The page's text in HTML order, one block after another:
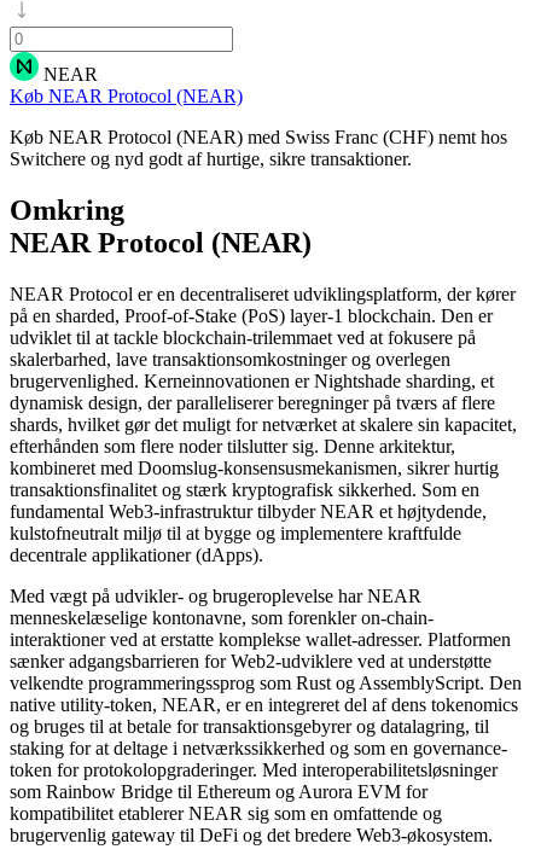
NEAR
Køb NEAR Protocol (NEAR)
Køb NEAR Protocol (NEAR) med Swiss Franc (CHF) nemt hos
Switchere og nyd godt af hurtige, sikre transaktioner.
Omkring
NEAR Protocol (NEAR)
NEAR Protocol er en decentraliseret udviklingsplatform, der kører
på en sharded, Proof-of-Stake (PoS) layer-1 blockchain. Den er
udviklet til at tackle blockchain-trilemmaet ved at fokusere på
skalerbarhed, lave transaktionsomkostninger og overlegen
brugervenlighed. Kerneinnovationen er Nightshade sharding, et
dynamisk design, der paralleliserer beregninger på tværs af flere
shards, hvilket gør det muligt for netværket at skalere sin kapacitet,
efterhånden som flere noder tilslutter sig. Denne arkitektur,
kombineret med Doomslug-konsensusmekanismen, sikrer hurtig
transaktionsfinalitet og stærk kryptografisk sikkerhed. Som en
fundamental Web3-infrastruktur tilbyder NEAR et højtydende,
kulstofneutralt miljø til at bygge og implementere kraftfulde
decentrale applikationer (dApps).
Med vægt på udvikler- og brugeroplevelse har NEAR
menneskelæselige kontonavne, som forenkler on-chain-
interaktioner ved at erstatte komplekse wallet-adresser. Platformen
sænker adgangsbarrieren for Web2-udviklere ved at understøtte
velkendte programmeringssprog som Rust og AssemblyScript. Den
native utility-token, NEAR, er en integreret del af dens tokenomics
og bruges til at betale for transaktionsgebyrer og datalagring, til
staking for at deltage i netværkssikkerhed og som en governance-
token for protokolopgraderinger. Med interoperabilitetsløsninger
som Rainbow Bridge til Ethereum og Aurora EVM for
kompatibilitet etablerer NEAR sig som en omfattende og
brugervenlig gateway til DeFi og det bredere Web3-økosystem.